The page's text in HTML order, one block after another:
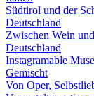
Südtirol und der
Deutschland
Zwischen Wein
Deutschland
Instagramable
Gemischt
Von Oper,